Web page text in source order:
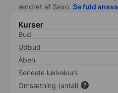
ændret af Saxo. Se fuld
Kurser
Bud
Udbud
Åben
Seneste lukkekurs
Omsætning (antal)